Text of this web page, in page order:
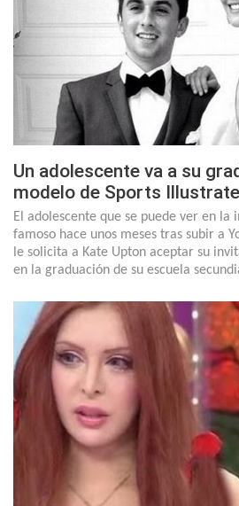
Un adolescente va a su
modelo de Sports
El adolescente que se puede ver en la
famoso hace unos meses tras subir a
le solicita a Kate Upton aceptar su
en la graduación de su escuela